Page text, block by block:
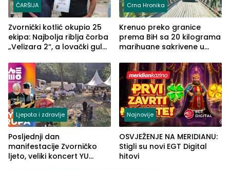
ČARŠIJA
Zvornički kotlić okupio 25
ekipa: Najbolja riblja čorba
„Velizara 2“, a lovački gulaš
Crna Hronika
Krenuo preko granice
prema BiH sa 20 kilograma
marihuane sakrivene u
Ljepota i zdravlje
Posljednji dan
manifestacije Zvorničko
ljeto, veliki koncert YU
Najnovije
OSVJEŽENJE NA MERIDIANU:
Stigli su novi EGT Digital
hitovi